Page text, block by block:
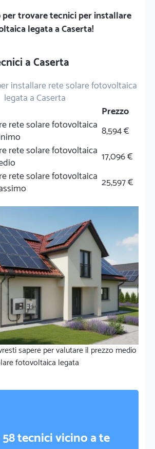
per trovare tecnici per installare
legata a Caserta!
a Caserta
installare rete solare fotovoltaica
legata a Caserta
Prezzo
rete solare fotovoltaica 8,594 €
rete solare fotovoltaica 17,096 €
rete solare fotovoltaica 25,597 €
sapere per valutare il prezzo medio
fotovoltaica legata
tecnici vicino a te